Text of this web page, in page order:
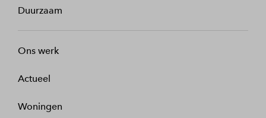
Duurzaam
Ons werk
Actueel
Woningen